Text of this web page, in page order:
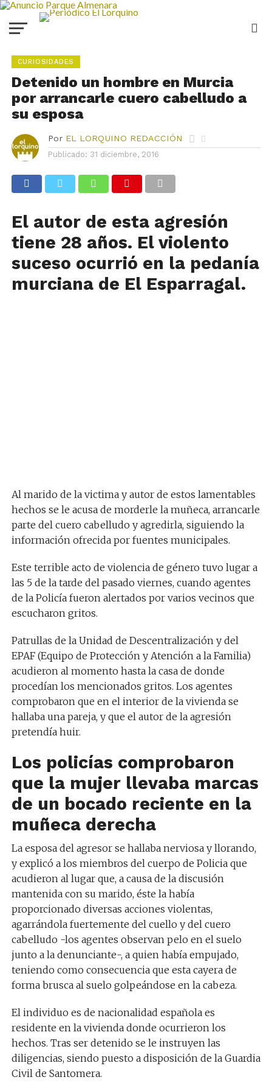
CURIOSIDADES
Detenido un hombre en Murcia
por arrancarle cuero cabelludo a
su esposa
Por EL LORQUINO REDACCIÓN
Publicado: 31 diciembre, 2016
El autor de esta agresión
tiene 28 años. El violento
suceso ocurrió en la pedanía
murciana de El Esparragal.
Al marido de la victima y autor de estos lamentables
hechos se le acusa de morderle la muñeca, arrancarle
parte del cuero cabelludo y agredirla, siguiendo la
información ofrecida por fuentes municipales.
Este terrible acto de violencia de género tuvo lugar a
las 5 de la tarde del pasado viernes, cuando agentes
de la Policía fueron alertados por varios vecinos que
escucharon gritos.
Patrullas de la Unidad de Descentralización y del
EPAF (Equipo de Protección y Atención a la Familia)
acudieron al momento hasta la casa de donde
procedían los mencionados gritos. Los agentes
comprobaron que en el interior de la vivienda se
hallaba una pareja, y que el autor de la agresión
pretendía huir.
Los policías comprobaron
que la mujer llevaba marcas
de un bocado reciente en la
muñeca derecha
La esposa del agresor se hallaba nerviosa y llorando,
y explicó a los miembros del cuerpo de Policia que
acudieron al lugar que, a causa de la discusión
mantenida con su marido, éste la había
proporcionado diversas acciones violentas,
agarrándola fuertemente del cuello y del cuero
cabelludo -los agentes observan pelo en el suelo
junto a la denunciante-, a quien había empujado,
teniendo como consecuencia que esta cayera de
forma brusca al suelo golpeándose en la cabeza.
El individuo es de nacionalidad española es
residente en la vivienda donde ocurrieron los
hechos. Tras ser detenido se le instruyen las
diligencias, siendo puesto a disposición de la Guardia
Civil de Santomera.